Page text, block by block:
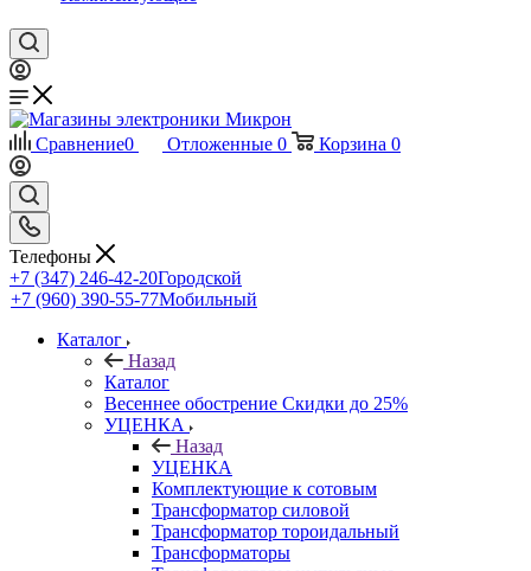
Сравнение0 Отложенные 0 Корзина 0
Телефоны
+7 (347) 246-42-20Городской
+7 (960) 390-55-77Мобильный
Каталог
Назад
Каталог
Весеннее обострение Скидки до 25%
УЦЕНКА
Назад
УЦЕНКА
Комплектующие к сотовым
Трансформатор силовой
Трансформатор тороидальный
Трансформаторы